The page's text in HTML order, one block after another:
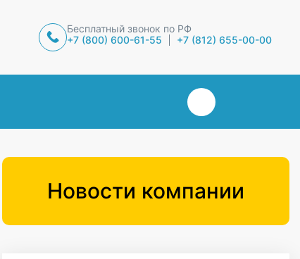
Бесплатный звонок по РФ
+7 (800) 600-61-55
+7 (812) 655-00-00
Новости компании